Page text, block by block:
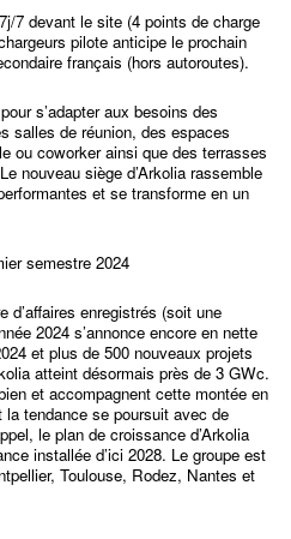
7 devant le site (4 points de charge
pilote anticipe le prochain
français (hors autoroutes).
s’adapter aux besoins des
salles de réunion, des espaces
ou coworker ainsi que des terrasses
nouveau siège d’Arkolia rassemble
et se transforme en un
semestre 2024
d’affaires enregistrés (soit une
2024 s’annonce encore en nette
et plus de 500 nouveaux projets
atteint désormais près de 3 GWc.
et accompagnent cette montée en
tendance se poursuit avec de
le plan de croissance d’Arkolia
installée d’ici 2028. Le groupe est
Toulouse, Rodez, Nantes et